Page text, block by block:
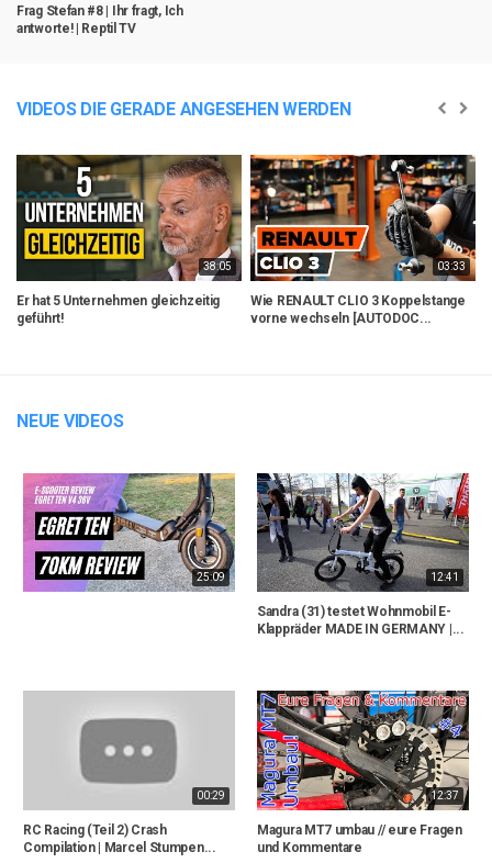
Frag Stefan #8 | Ihr fragt, Ich
antworte! | Reptil TV
VIDEOS DIE GERADE ANGESEHEN WERDEN
38:05
Er hat 5 Unternehmen gleichzeitig
geführt!
03:33
Wie RENAULT CLIO 3 Koppelstange
vorne wechseln [AUTODOC...
NEUE VIDEOS
25:09 12:41
Sandra (31) testet Wohnmobil E-
Klappräder MADE IN GERMANY |...
00:29
RC Racing (Teil 2) Crash
Compilation | Marcel Stumpen...
12:37
Magura MT7 umbau // eure Fragen
und Kommentare